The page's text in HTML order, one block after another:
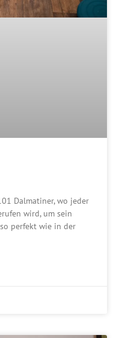
Dalmatiner, wo jeder
wird, um sein
perfekt wie in der